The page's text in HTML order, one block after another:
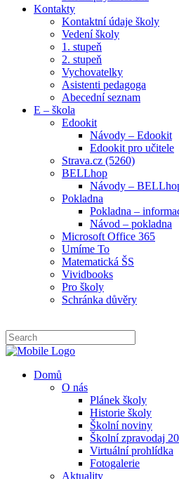
Kontakty
Kontaktní údaje školy
Vedení školy
1. stupeň
2. stupeň
Vychovatelky
Asistenti pedagoga
Abecední seznam
E – škola
Edookit
Návody – Edookit
Edookit pro učitele
Strava.cz (5260)
BELLhop
Návody –
Pokladna
Pokladna –
Návod – pokladna
Microsoft Office 365
Umíme To
Matematická ŠS
Vividbooks
Pro školy
Schránka důvěry
Domů
O nás
Plánek školy
Historie školy
Školní noviny
Školní zpravodaj
Virtuální prohlídka
Fotogalerie
Aktuality